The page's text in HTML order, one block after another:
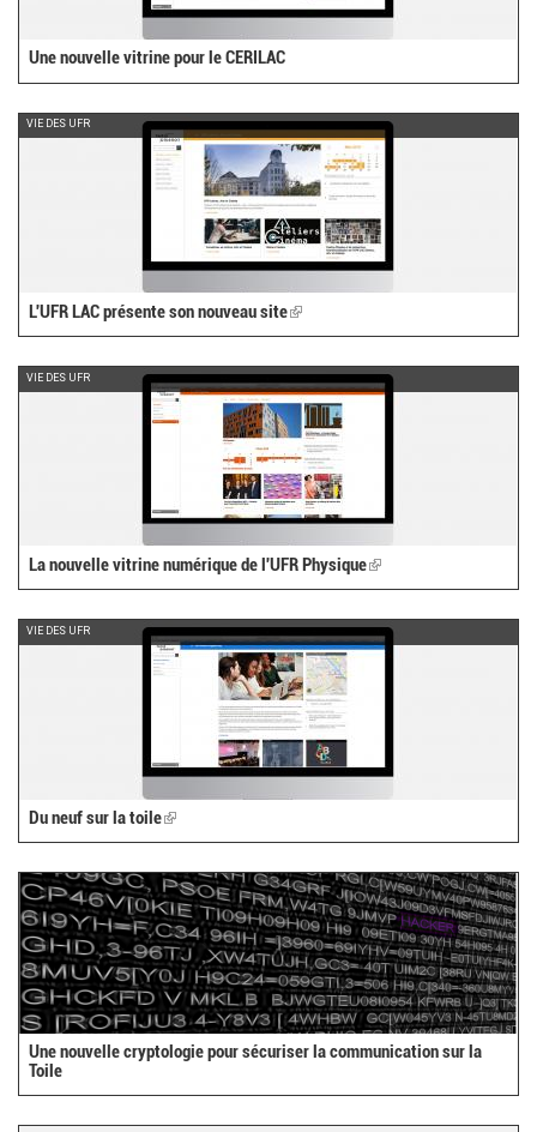
Une nouvelle vitrine pour le CERILAC
VIE DES UFR
L'UFR LAC présente son nouveau site(link
VIE DES UFR
La nouvelle vitrine numérique de l'UFR Physique(link
is
VIE DES UFR
Du neuf sur la toile(link
is
Une nouvelle cryptologie pour sécuriser la communication sur la
Toile